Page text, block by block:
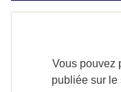
Vous pouvez
publiée sur